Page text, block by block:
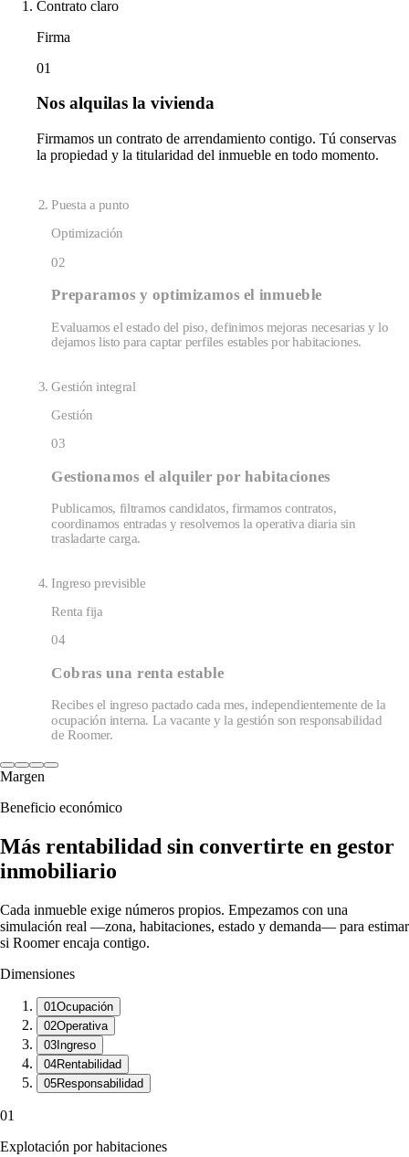
Contrato claro
Firma
01
Nos alquilas la vivienda
Firmamos un contrato de arrendamiento contigo. Tú conservas
la propiedad y la titularidad del inmueble en todo momento.
Puesta a punto
Optimización
02
Preparamos y optimizamos el inmueble
Evaluamos el estado del piso, definimos mejoras necesarias y lo
dejamos listo para captar perfiles estables por habitaciones.
Gestión integral
Gestión
03
Gestionamos el alquiler por habitaciones
Publicamos, filtramos candidatos, firmamos contratos,
coordinamos entradas y resolvemos la operativa diaria sin
trasladarte carga.
Ingreso previsible
Renta fija
04
Cobras una renta estable
Recibes el ingreso pactado cada mes, independientemente de la
ocupación interna. La vacante y la gestión son responsabilidad
de Roomer.
Margen
Beneficio económico
Más rentabilidad sin convertirte en gestor
inmobiliario
Cada inmueble exige números propios. Empezamos con una
simulación real —zona, habitaciones, estado y demanda— para estimar
si Roomer encaja contigo.
Dimensiones
01Ocupación
02Operativa
03 Ingreso
04Rentabilidad
05Responsabilidad
01
Explotación por habitaciones